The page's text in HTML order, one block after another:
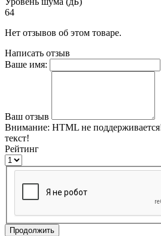
64
Нет отзывов об этом товаре.
Написать отзыв
Ваше имя:
Ваш отзыв
Внимание: HTML не
текст!
Рейтинг
Продолжить